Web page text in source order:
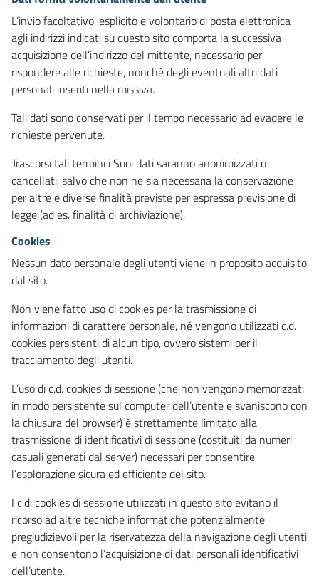
L’invio facoltativo, esplicito e volontario di posta elettronica
agli indirizzi indicati su questo sito comporta la successiva
acquisizione dell’indirizzo del mittente, necessario per
rispondere alle richieste, nonché degli eventuali altri dati
personali inseriti nella missiva.
Tali dati sono conservati per il tempo necessario ad evadere le
richieste pervenute.
Trascorsi tali termini i Suoi dati saranno anonimizzati o
cancellati, salvo che non ne sia necessaria la conservazione
per altre e diverse finalità previste per espressa previsione di
legge (ad es. finalità di archiviazione).
Cookies
Nessun dato personale degli utenti viene in proposito acquisito
dal sito.
Non viene fatto uso di cookies per la trasmissione di
informazioni di carattere personale, né vengono utilizzati c.d.
cookies persistenti di alcun tipo, ovvero sistemi per il
tracciamento degli utenti.
L’uso di c.d. cookies di sessione (che non vengono memorizzati
in modo persistente sul computer dell’utente e svaniscono con
la chiusura del browser) è strettamente limitato alla
trasmissione di identificativi di sessione (costituiti da numeri
casuali generati dal server) necessari per consentire
l’esplorazione sicura ed efficiente del sito.
I c.d. cookies di sessione utilizzati in questo sito evitano il
ricorso ad altre tecniche informatiche potenzialmente
pregiudizievoli per la riservatezza della navigazione degli utenti
e non consentono l’acquisizione di dati personali identificativi
dell’utente.